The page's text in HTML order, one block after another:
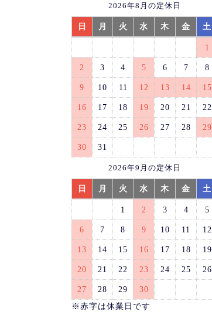
2026年8月の定休日
日 月 火 水 木 金 土
1
2 3 4 5 6 7 8
9 10 11 12 13 14 15
16 17 18 19 20 21 22
23 24 25 26 27 28 29
30 31
2026年9月の定休日
日 月 火 水 木 金 土
1 2 3 4 5
6 7 8 9 10 11 12
13 14 15 16 17 18 19
20 21 22 23 24 25 26
27 28 29
30
※赤字は休業日です